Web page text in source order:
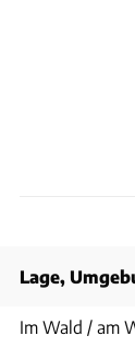
Lage,
Im Wald / am